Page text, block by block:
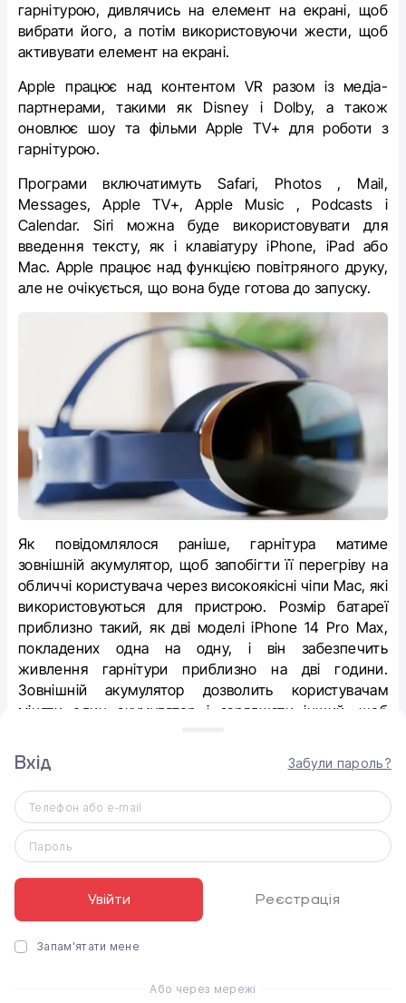
гарнітурою, дивлячись на елемент на екрані, щоб
вибрати його, а потім використовуючи жести, щоб
активувати елемент на екрані.
Apple працює над контентом VR разом із медіа-
партнерами, такими як Disney і Dolby, а також
оновлює шоу та фільми Apple TV+ для роботи з
гарнітурою.
Програми включатимуть Safari, Photos , Mail,
Messages, ‌Apple TV+‌, Apple Music , Podcasts і
Calendar. Siri можна буде використовувати для
введення тексту, як і клавіатуру ‌iPhone‌, ‌iPad‌ або
Mac. Apple працює над функцією повітряного друку,
але не очікується, що вона буде готова до запуску.
Як повідомлялося раніше, гарнітура матиме
зовнішній акумулятор, щоб запобігти її перегріву на
обличчі користувача через високоякісні чіпи Mac, які
використовуються для пристрою. Розмір батареї
приблизно такий, як дві моделі iPhone 14 Pro Max,
покладених одна на одну, і він забезпечить
живлення гарнітури приблизно на дві години.
Зовнішній акумулятор дозволить користувачам
міняти один акумулятор і заряджати інший, щоб
періоду часу.
Інші, за чутками, функції гарнітури AR/VR включають
дисплеї 4K microOLED, відстеження райдужної
оболонки ока та розпізнавання виразу обличчя.
Очікується, що гарнітура з’явиться можливо вже
Щоб зацікавити людей гарнітурою, у магазинах Apple
Store буде спеціальна зона, де її можна буде
Вхід Забули пароль?
Телефон або e-mail
Пароль
Увійти Реєстрація
Запам'ятати мене
Або через мережі